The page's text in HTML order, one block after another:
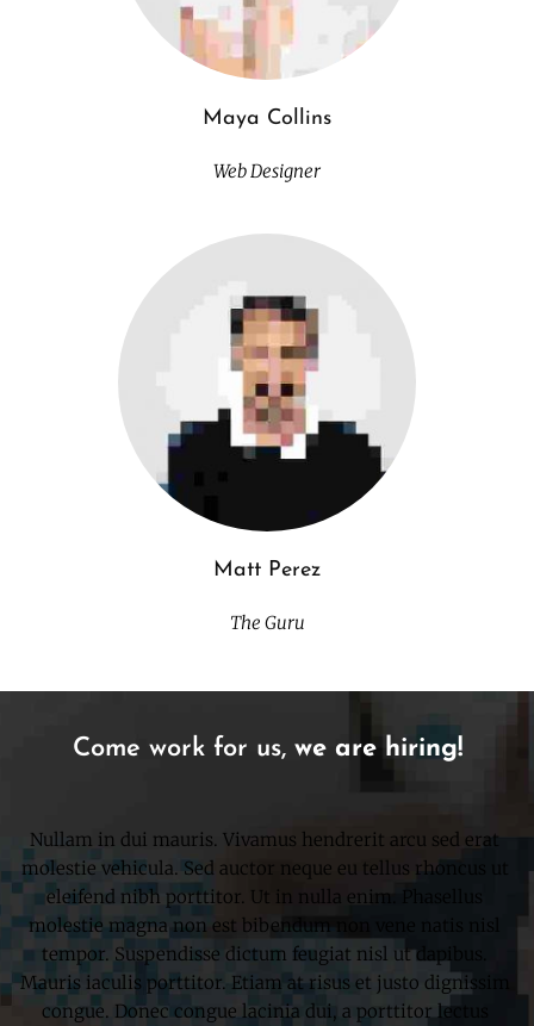
Maya Collins
Web Designer
Matt Perez
The Guru
Come work for us, we are hiring!
Nullam in dui mauris. Vivamus hendrerit arcu sed erat
molestie vehicula. Sed auctor neque eu tellus rhoncus ut
eleifend nibh porttitor. Ut in nulla enim. Phasellus
molestie magna non est bibendum non vene natis nisl
tempor. Suspendisse dictum feugiat nisl ut dapibus.
Mauris iaculis porttitor. Etiam at risus et justo dignissim
congue. Donec congue lacinia dui, a porttitor lectus